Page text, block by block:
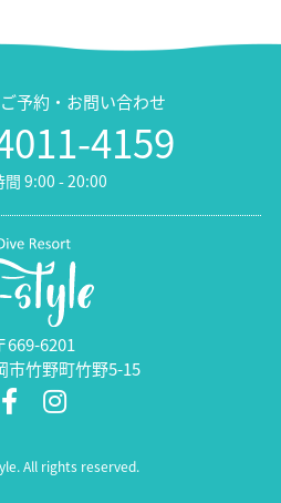
予約・お問い合わせ
4159
間 9:00 - 20:00
669-6201
市竹野町竹野5-15
All rights reserved.